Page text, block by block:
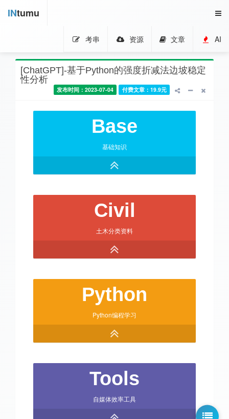
INtumu
考串 资源 文章 AI
[ChatGPT]-基于Python的强度折减法边坡稳定
性分析
发布时间：2023-07-04 付费文章：19.9元
Base
基础知识
Civil
土木分类资料
Python
Python编程学习
Tools
自媒体效率工具